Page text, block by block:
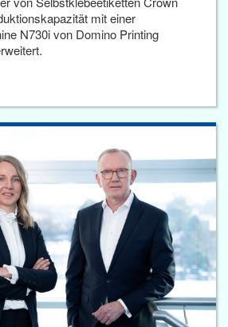
mit einer
N730i von Domino Printing